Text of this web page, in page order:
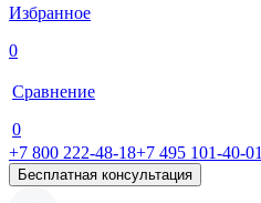
Избранное
0
Сравнение
0
+7 800 222-48-18+7 495 101-40-01
Бесплатная консультация